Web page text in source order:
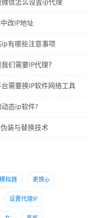
改IP地址
有哪些注意事项
们需要IP代理？
需要换IP软件网络工具
态ip软件?
装与替换技术
拟器 更换ip
设置代理IP